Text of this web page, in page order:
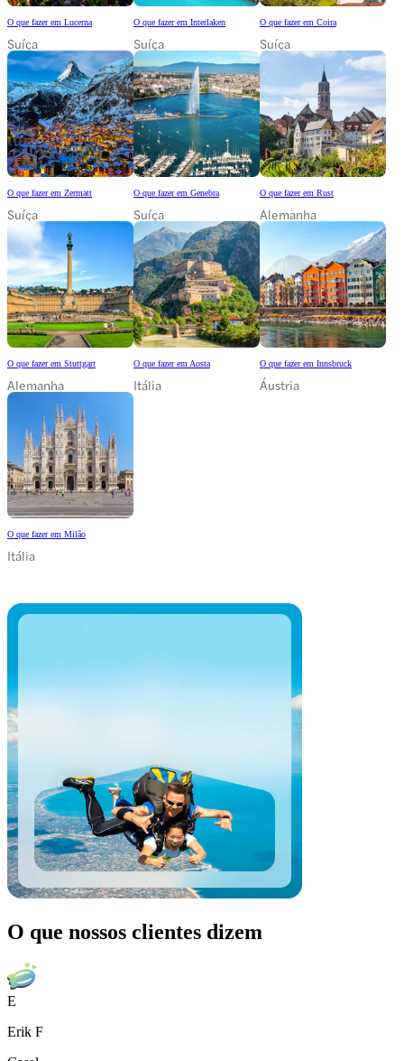
O que fazer em Lucerna
Suíça
O que fazer em Interlaken
Suíça
O que fazer em Coira
Suíça
O que fazer em Zermatt
Suíça
O que fazer em Genebra
Suíça
O que fazer em Rust
Alemanha
O que fazer em Stuttgart
Alemanha
O que fazer em Aosta
Itália
O que fazer em Innsbruck
Áustria
O que fazer em Milão
Itália
O que nossos clientes dizem
E
Erik F